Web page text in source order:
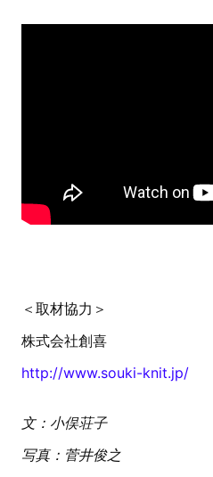
＜取材協力＞
株式会社創喜
http://www.souki-knit.jp/
文：小俣荘子
写真：菅井俊之